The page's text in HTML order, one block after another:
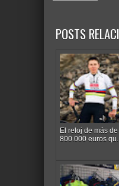
POSTS
El reloj de más de
800.000 euros qu...